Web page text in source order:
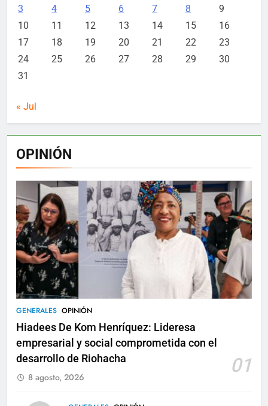
3
4 5 6 7 8
9
10
11 12 13 14 15
16
17
18 19 20 21 22
23
24
25 26 27 28 29
30
31
« Jul
OPINIÓN
GENERALES OPINIÓN
Hiadees De Kom Henríquez: Lideresa
empresarial y social comprometida con el
desarrollo de Riohacha
01
8 agosto, 2026